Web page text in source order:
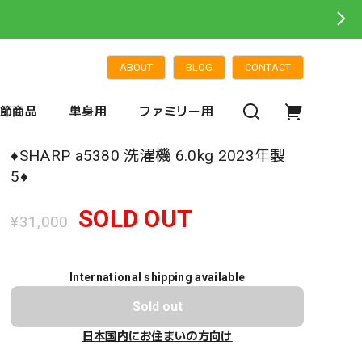
ABOUT BLOG CONTACT
商品 単身用 ファミリー用
♦️SHARP a5380 洗濯機 6.0kg 2023年製
5♦️
¥31,000 SOLD OUT
International shipping available
Sold out
日本国内にお住まいの方向け